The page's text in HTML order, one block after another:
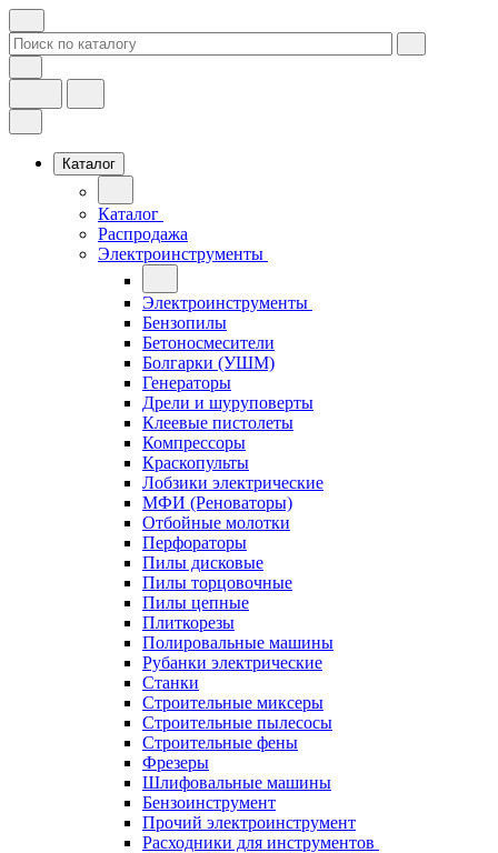
Каталог
Каталог
Распродажа
Электроинструменты
Электроинструменты
Бензопилы
Бетоносмесители
Болгарки (УШМ)
Генераторы
Дрели и шуруповерты
Клеевые пистолеты
Компрессоры
Краскопульты
Лобзики электрические
МФИ (Реноваторы)
Отбойные молотки
Перфораторы
Пилы дисковые
Пилы торцовочные
Пилы цепные
Плиткорезы
Полировальные машины
Рубанки электрические
Станки
Строительные миксеры
Строительные пылесосы
Строительные фены
Фрезеры
Шлифовальные машины
Бензоинструмент
Прочий электроинструмент
Расходники для инструментов